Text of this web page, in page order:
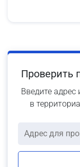
Проверить
Введите адрес
в